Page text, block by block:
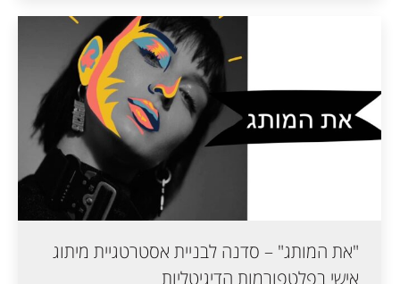
"את המותג" – סדנה לבניית אסטרטגיית מיתוג
אישי בפלטפורמות הדיגיטליות